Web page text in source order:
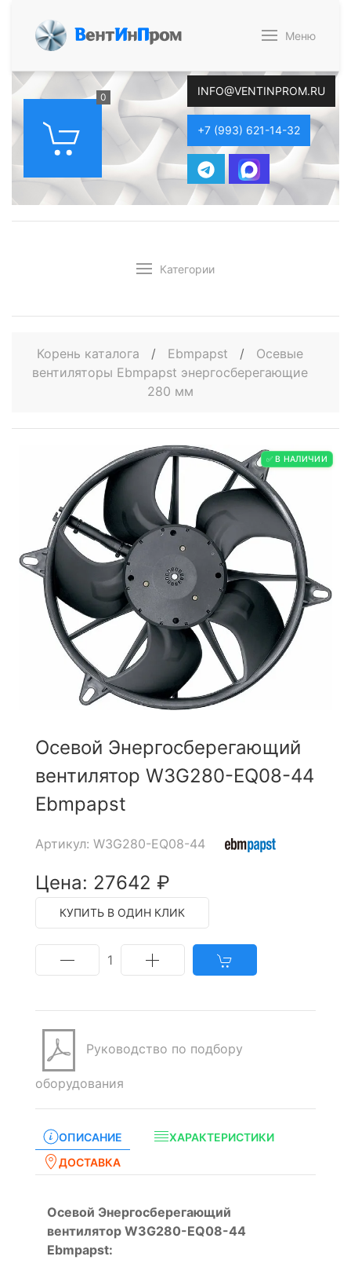
ВентИнПром Меню
0 INFO@VENTINPROM.RU
+7 (993) 621-14-32
Категории
Корень каталога / Ebmpapst /
Осевые
вентиляторы Ebmpapst энергосберегающие
280 мм
✅ В НАЛИЧИИ
Осевой Энергосберегающий
вентилятор W3G280-EQ08-44
Ebmpapst
Артикул: W3G280-EQ08-44
Цена: 27642 ₽
КУПИТЬ В ОДИН КЛИК
1
Руководство по подбору
оборудования
ОПИСАНИЕ
ХАРАКТЕРИСТИКИ
ДОСТАВКА
Осевой Энергосберегающий
вентилятор W3G280-EQ08-44
Ebmpapst: